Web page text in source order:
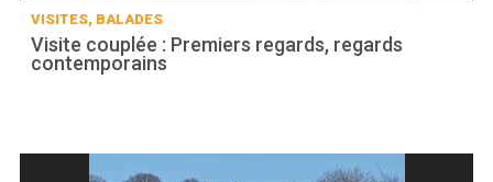
VISITES, BALADES
Visite couplée : Premiers regards, regards
contemporains